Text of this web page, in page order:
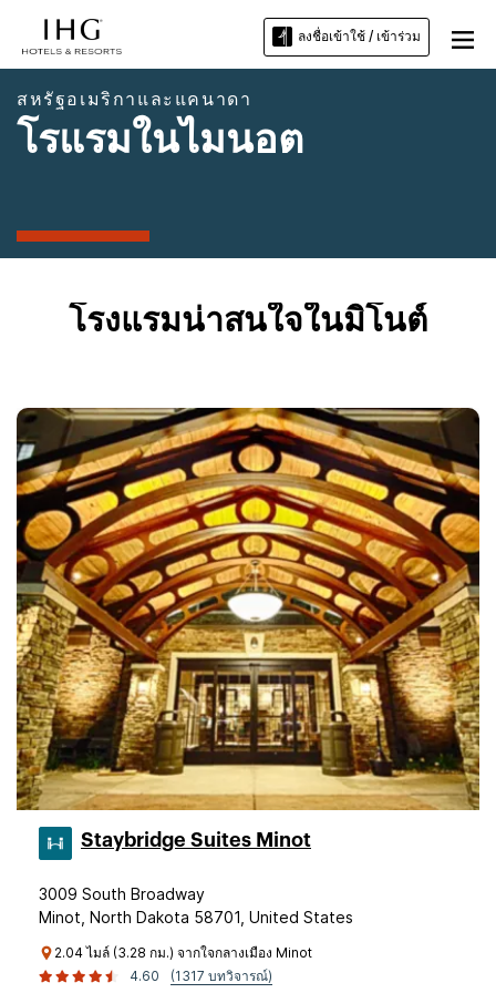
ลงชื่อเข้าใช้ / เข้าร่วม
สหรัฐอเมริกาและแคนาดา
โรแรมในไมนอต
โรงแรมน่าสนใจในมิโนต์
Staybridge Suites Minot
3009 South Broadway
Minot, North Dakota 58701, United States
2.04 ไมล์ (3.28 กม.) จากใจกลางเมือง Minot
4.60
(1317 บทวิจารณ์)